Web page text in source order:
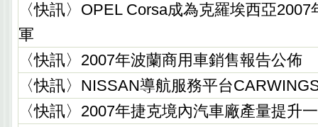
〈快訊〉OPEL Corsa成為克羅埃西亞
軍
〈快訊〉2007年波蘭商用車銷售報告公佈
〈快訊〉NISSAN導航服務平台
〈快訊〉2007年捷克境內汽車廠產量提升